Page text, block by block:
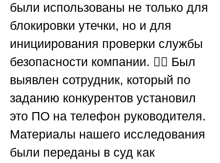
были использованы не только для
блокировки утечки, но и для
инициирования проверки службы
безопасности компании. 🕵️‍♂️ Был
выявлен сотрудник, который по
заданию конкурентов установил
это ПО на телефон руководителя.
Материалы нашего исследования
были переданы в суд как